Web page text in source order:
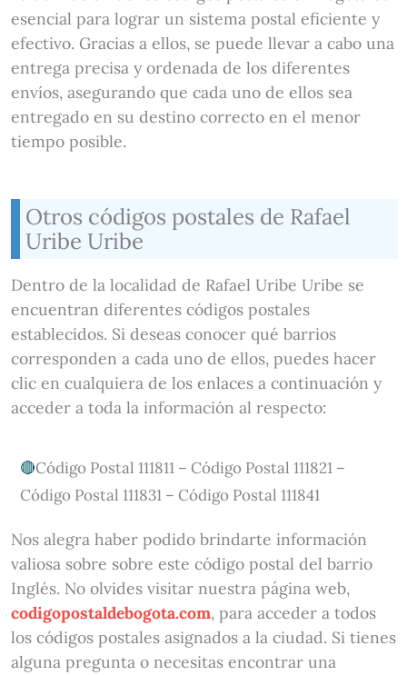
esencial para lograr un sistema postal eficiente y
efectivo. Gracias a ellos, se puede llevar a cabo una
entrega precisa y ordenada de los diferentes
envíos, asegurando que cada uno de ellos sea
entregado en su destino correcto en el menor
tiempo posible.
Otros códigos postales de Rafael
Uribe Uribe
Dentro de la localidad de Rafael Uribe Uribe se
encuentran diferentes códigos postales
establecidos. Si deseas conocer qué barrios
corresponden a cada uno de ellos, puedes hacer
clic en cualquiera de los enlaces a continuación y
acceder a toda la información al respecto:
Código Postal 111811 – Código Postal 111821 –
Código Postal 111831 – Código Postal 111841
Nos alegra haber podido brindarte información
valiosa sobre sobre este código postal del barrio
Inglés. No olvides visitar nuestra página web,
codigopostaldebogota.com, para acceder a todos
los códigos postales asignados a la ciudad. Si tienes
alguna pregunta o necesitas encontrar una